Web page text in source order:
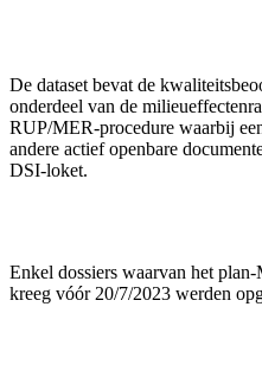
De dataset bevat de
onderdeel van de
RUP/MER-procedure waarbij
andere actief openbare
DSI-loket.
Enkel dossiers waarvan het
kreeg vóór 20/7/2023 werden